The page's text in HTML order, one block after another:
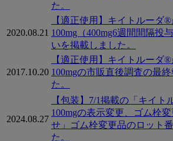
た。
2020.08.21
【適正使用】キイトルーダ®
100mg（400mg6週間間隔投
いを掲載しました。
2017.10.20
【適正使用】キイトルーダ®
100mgの市販直後調査の最
た。
2024.08.27
【包装】7/1掲載の「キイト
100mgの表示変更、ゴム栓
せ」ゴム栓変更品のロット
た。